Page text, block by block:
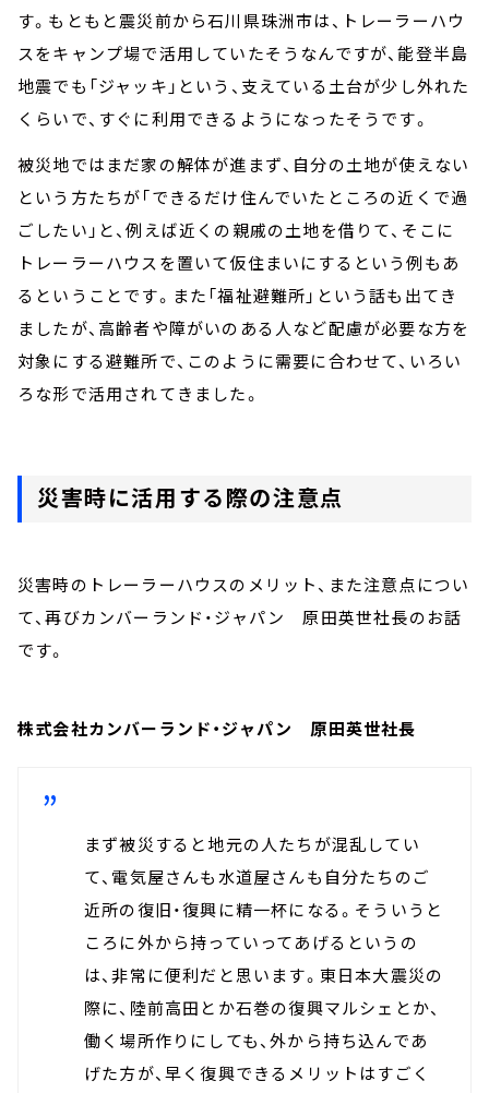
す。もともと震災前から石川県珠洲市は、トレーラーハウ
スをキャンプ場で活用していたそうなんですが、能登半島
地震でも「ジャッキ」という、支えている土台が少し外れた
くらいで、すぐに利用できるようになったそうです。
被災地ではまだ家の解体が進まず、自分の土地が使えない
という方たちが「できるだけ住んでいたところの近くで過
ごしたい」と、例えば近くの親戚の土地を借りて、そこに
トレーラーハウスを置いて仮住まいにするという例もあ
るということです。また「福祉避難所」という話も出てき
ましたが、高齢者や障がいのある人など配慮が必要な方を
対象にする避難所で、このように需要に合わせて、いろい
ろな形で活用されてきました。
災害時に活用する際の注意点
災害時のトレーラーハウスのメリット、また注意点につい
て、再びカンバーランド・ジャパン 原田英世社長のお話
です。
株式会社カンバーランド・ジャパン 原田英世社長
まず被災すると地元の人たちが混乱してい
て、電気屋さんも水道屋さんも自分たちのご
近所の復旧・復興に精一杯になる。そういうと
ころに外から持っていってあげるというの
は、非常に便利だと思います。東日本大震災の
際に、陸前高田とか石巻の復興マルシェとか、
働く場所作りにしても、外から持ち込んであ
げた方が、早く復興できるメリットはすごく